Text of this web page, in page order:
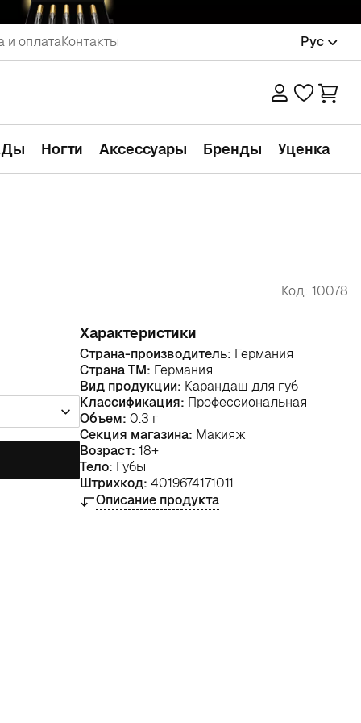
и оплатаКонтакты Рус
Ногти Аксессуары Бренды Уценка
Код: 10078
Характеристики
Страна-производитель: Германия
Страна ТМ: Германия
Вид продукции: Карандаш для губ
Классификация: Профессиональная
Объем: 0.3 г
Секция магазина: Макияж
Возраст: 18+
Тело: Губы
Штрихкод: 4019674171011
Описание продукта